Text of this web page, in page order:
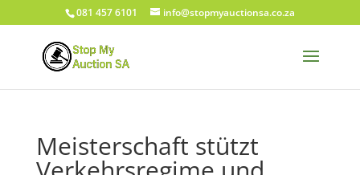
081 457 6101 info@stopmyauctionsa.co.za
Meisterschaft stützt